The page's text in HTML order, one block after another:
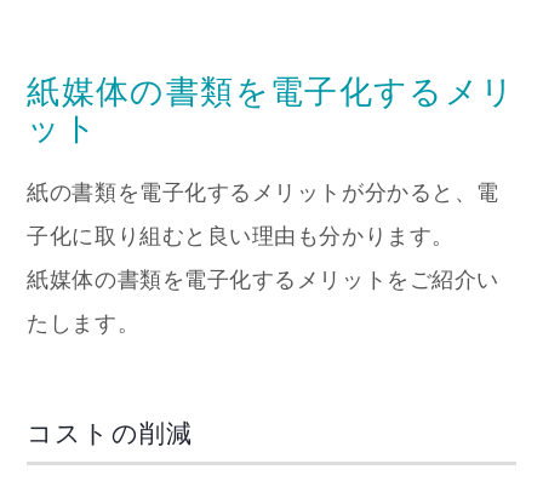
紙媒体の書類を電子化するメリ
ット
紙の書類を電子化するメリットが分かると、電
子化に取り組むと良い理由も分かります。
紙媒体の書類を電子化するメリットをご紹介い
たします。
コストの削減